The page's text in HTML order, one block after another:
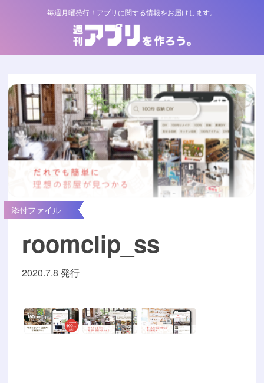
毎週月曜発行！アプリに関する情報をお届けします。
添付ファイル
roomclip_ss
2020.7.8 発行